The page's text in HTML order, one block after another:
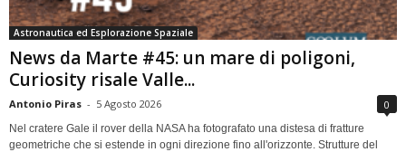
Astronautica ed Esplorazione Spaziale
News da Marte #45: un mare di poligoni,
Curiosity risale Valle...
Antonio Piras - 5 Agosto 2026 0
Nel cratere Gale il rover della NASA ha fotografato una distesa di fratture
geometriche che si estende in ogni direzione fino all'orizzonte. Strutture del